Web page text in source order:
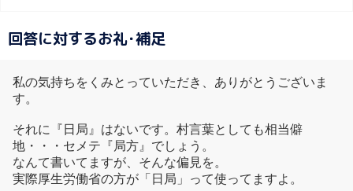
回答に対するお礼･補足
私の気持ちをくみとっていただき、ありがとうございま
す。
それに『日局』はないです。村言葉としても相当僻
地・・・セメテ『局方』でしょう。
なんて書いてますが、そんな偏見を。
実際厚生労働省の方が「日局」って使ってますよ。